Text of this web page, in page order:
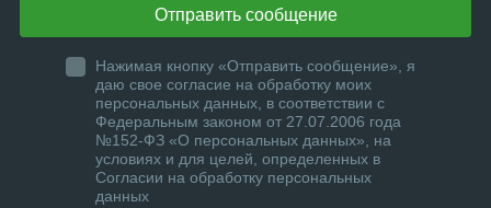
Отправить сообщение
Нажимая кнопку «Отправить сообщение», я
даю свое согласие на обработку моих
персональных данных, в соответствии с
Федеральным законом от 27.07.2006 года
№152-ФЗ «О персональных данных», на
условиях и для целей, определенных в
Согласии на обработку персональных
данных